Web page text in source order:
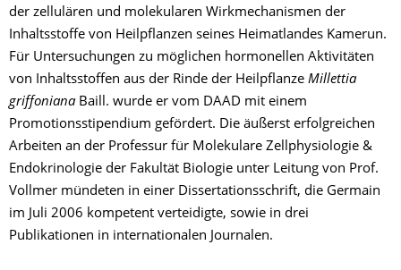
der zellulären und molekularen Wirkmechanismen der
Inhaltsstoffe von Heilpflanzen seines Heimatlandes Kamerun.
Für Untersuchungen zu möglichen hormonellen Aktivitäten
von Inhaltsstoffen aus der Rinde der Heilpflanze Millettia
griffonianaBaill. wurde er vom DAAD mit einem
Promotionsstipendium gefördert. Die äußerst erfolgreichen
Arbeiten an der Professur für Molekulare Zellphysiologie &
Endokrinologie der Fakultät Biologie unter Leitung von Prof.
Vollmer mündeten in einer Dissertationsschrift, die Germain
im Juli 2006 kompetent verteidigte, sowie in drei
Publikationen in internationalen Journalen.